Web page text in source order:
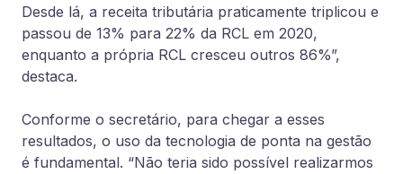
Desde lá, a receita tributária praticamente triplicou e
passou de 13% para 22% da RCL em 2020,
enquanto a própria RCL cresceu outros 86%”,
destaca.
Conforme o secretário, para chegar a esses
resultados, o uso da tecnologia de ponta na gestão
é fundamental. “Não teria sido possível realizarmos